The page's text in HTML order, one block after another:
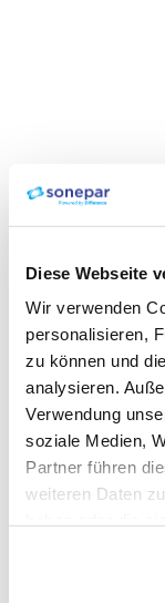
Diese Webseite
Wir verwenden
personalisieren,
zu können und
analysieren.
Verwendung
soziale Medien,
Partner führen
weiteren Daten